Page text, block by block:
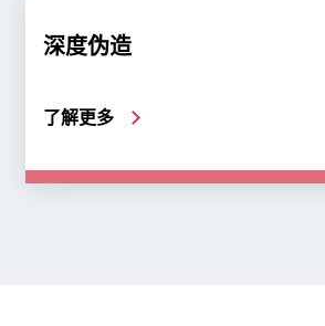
深度伪造
了解更多